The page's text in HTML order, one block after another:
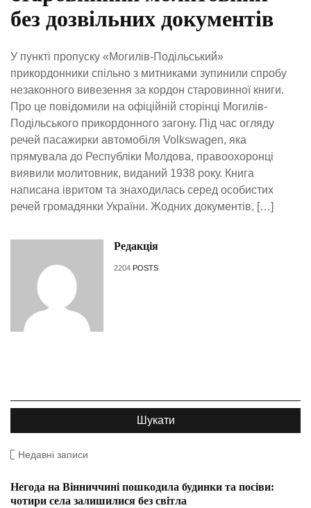
без дозвільних документів
У пункті пропуску «Могилів-Подільський»
прикордонники спільно з митниками зупинили спробу
незаконного вивезення за кордон старовинної книги.
Про це повідомили на офіційній сторінці Могилів-
Подільського прикордонного загону. Під час огляду
речей пасажирки автомобіля Volkswagen, яка
прямувала до Республіки Молдова, правоохоронці
виявили молитовник, виданий 1938 року. Книга
написана івритом та знаходилась серед особистих
речей громадянки України. Жодних документів, […]
Редакція
2204 POSTS
Недавні записи
Негода на Вінниччині пошкодила будинки та посіви:
чотири села залишилися без світла